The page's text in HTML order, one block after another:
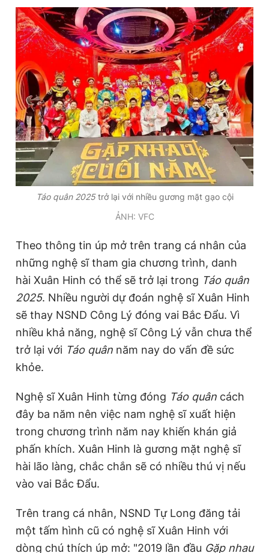
Tổng thư ký tòa soạn: Đức Trung
Giấy phép xuất bản số 110/GP - BTTTT cấp ngày 24.3.2020
© 2003-2026 Bản quyền thuộc về Báo Thanh Niên. Cấm sao
chép dưới mọi hình thức nếu không có sự chấp thuận bằng văn
bản. Phát triển bởi ePi Technologies, JSC.
Táo quân 2025trở lại với nhiều gương mặt gạo cội
ẢNH: VFC
Theo thông tin úp mở trên trang cá nhân của
những nghệ sĩ tham gia chương trình, danh
hài Xuân Hinh có thể sẽ trở lại trong Táo quân
2025. Nhiều người dự đoán nghệ sĩ Xuân Hinh
sẽ thay NSND Công Lý đóng vai Bắc Đẩu. Vì
nhiều khả năng, nghệ sĩ Công Lý vẫn chưa thể
trở lại với Táo quân năm nay do vấn đề sức
khỏe.
Nghệ sĩ Xuân Hinh từng đóng Táo quân cách
đây ba năm nên việc nam nghệ sĩ xuất hiện
trong chương trình năm nay khiến khán giả
phấn khích. Xuân Hinh là gương mặt nghệ sĩ
hài lão làng, chắc chắn sẽ có nhiều thú vị nếu
vào vai Bắc Đẩu.
Trên trang cá nhân, NSND Tự Long đăng tải
một tấm hình cũ có nghệ sĩ Xuân Hinh với
dòng chú thích úp mở: "2019 lần đầu Gặp nhau